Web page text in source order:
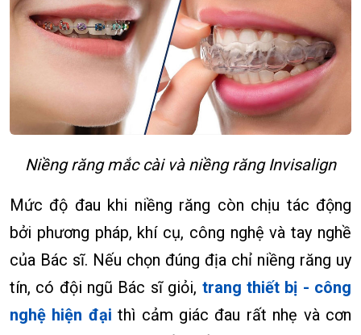
Niềng răng mắc cài và niềng răng Invisalign
Mức độ đau khi niềng răng còn chịu tác động
bởi phương pháp, khí cụ, công nghệ và tay nghề
của Bác sĩ. Nếu chọn đúng địa chỉ niềng răng uy
tín, có đội ngũ Bác sĩ giỏi, trang thiết bị - công
nghệ hiện đại thì cảm giác đau rất nhẹ và cơn